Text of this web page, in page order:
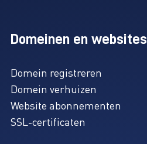
Domeinen en websites
Domein registreren
Domein verhuizen
Website abonnementen
SSL-certificaten